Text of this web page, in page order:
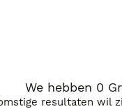
We hebben 0
resultaten wil